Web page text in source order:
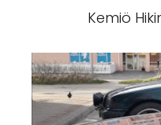
Kemiö